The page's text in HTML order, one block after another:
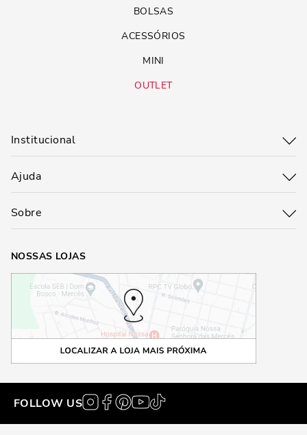
BOLSAS
ACESSÓRIOS
MINI
OUTLET
Institucional
Ajuda
Sobre
NOSSAS LOJAS
FOLLOW US